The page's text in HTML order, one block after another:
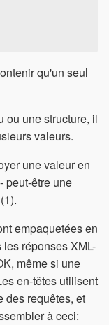
qu'un seul
ou une structure, il
valeurs.
une valeur en
peut-être une
empaquetées en
réponses XML-
même si une
en-têtes utilisent
des requêtes, et
à ceci: